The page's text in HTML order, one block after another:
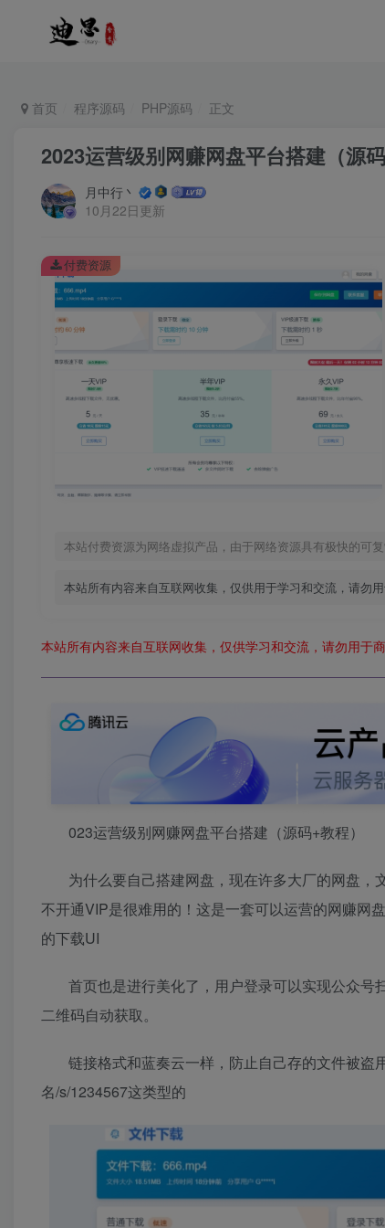
首页 程序源码 PHP源码 正文
2023运营级别网赚网盘平台搭建（源码
月中行丶
10月22日更新
本站付费资源为网络虚拟产品，由于网络资源具有极快的可
本站所有内容来自互联网收集，仅供用于学习和交流，请勿
付费资源
本站所有内容来自互联网收集，仅供学习和交流，请勿用于
023运营级别网赚网盘平台搭建（源码+教程）
为什么要自己搭建网盘，现在许多大厂的网盘，
不开通VIP是很难用的！这是一套可以运营的网赚网
的下载UI
首页也是进行美化了，用户登录可以实现公众
二维码自动获取。
链接格式和蓝奏云一样，防止自己存的文件被
名/s/1234567这类型的